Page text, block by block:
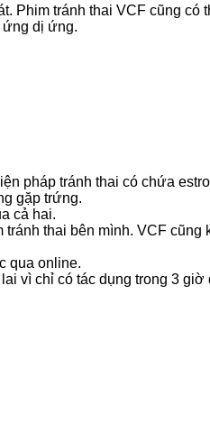
Phim tránh thai VCF cũng có
ứng dị ứng.
pháp tránh thai có chứa
gặp trứng.
cả hai.
thai bên mình. VCF cũng
qua online.
vì chỉ có tác dụng trong 3 giờ